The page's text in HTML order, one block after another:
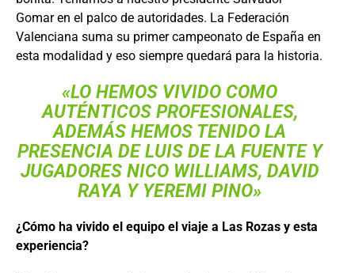
Gomar en el palco de autoridades. La Federación
Valenciana suma su primer campeonato de España en
esta modalidad y eso siempre quedará para la historia.
«LO HEMOS VIVIDO COMO
AUTÉNTICOS PROFESIONALES,
ADEMÁS HEMOS TENIDO LA
PRESENCIA DE LUIS DE LA FUENTE Y
JUGADORES NICO WILLIAMS, DAVID
RAYA Y YEREMI PINO»
¿Cómo ha vivido el equipo el viaje a Las Rozas y esta
experiencia?